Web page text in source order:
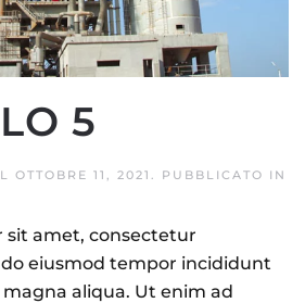
5
OTTOBRE 11, 2021 . PUBBLICATO IN
sit amet, consectetur
eiusmod tempor incididunt
aliqua. Ut enim ad